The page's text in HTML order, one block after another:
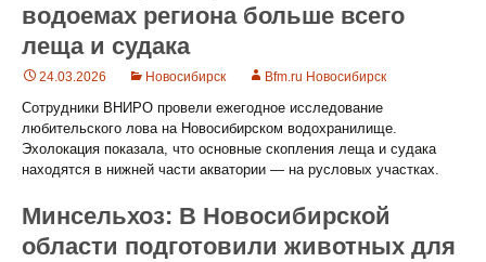
водоемах региона больше всего
леща и судака
24.03.2026 Новосибирск Bfm.ru Новосибирск
Сотрудники ВНИРО провели ежегодное исследование
любительского лова на Новосибирском водохранилище.
Эхолокация показала, что основные скопления леща и судака
находятся в нижней части акватории — на русловых участках.
Минсельхоз: В Новосибирской
области подготовили животных для